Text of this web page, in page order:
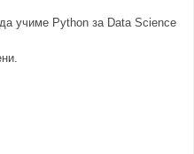
учиме Python за Data Science